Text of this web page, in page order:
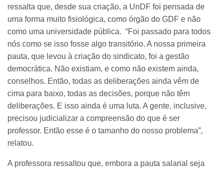
ressalta que, desde sua criação, a UnDF foi pensada de
uma forma muito fisiológica, como órgão do GDF e não
como uma universidade pública. “Foi passado para todos
nós como se isso fosse algo transitório. A nossa primeira
pauta, que levou à criação do sindicato, foi a gestão
democrática. Não existiam, e como não existem ainda,
conselhos. Então, todas as deliberações ainda vêm de
cima para baixo, todas as decisões, porque não têm
deliberações. E isso ainda é uma luta. A gente, inclusive,
precisou judicializar a compreensão do que é ser
professor. Então esse é o tamanho do nosso problema”,
relatou.
A professora ressaltou que, embora a pauta salarial seja